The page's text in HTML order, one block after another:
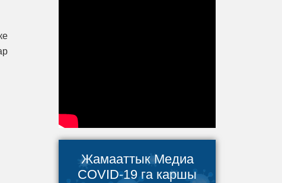
Жамааттык Медиа
COVID-19 га каршы